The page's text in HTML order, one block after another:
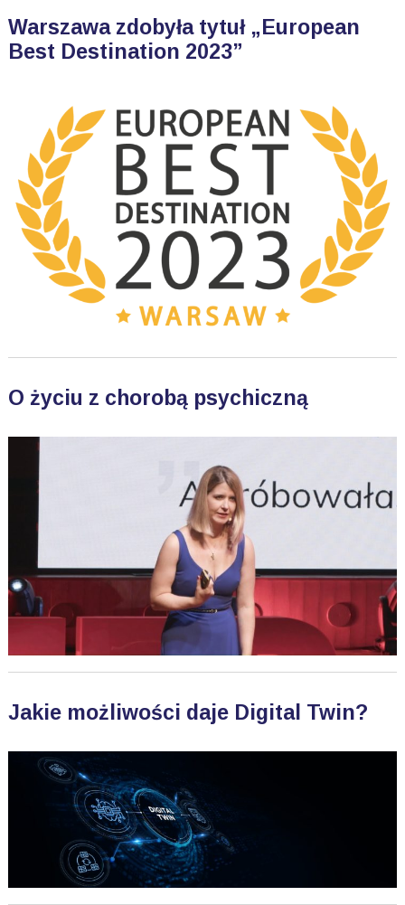
Warszawa zdobyła tytuł „European
Best Destination 2023”
O życiu z chorobą psychiczną
Jakie możliwości daje Digital Twin?